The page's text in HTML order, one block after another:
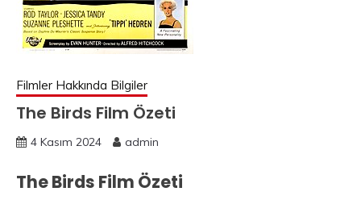
Filmler Hakkında Bilgiler
The Birds Film Özeti
4 Kasım 2024 admin
The Birds Film Özeti